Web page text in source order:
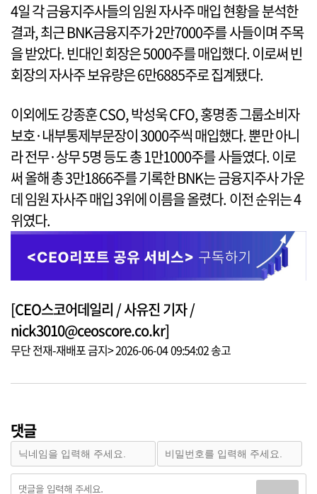
4일 각 금융지주사들의 임원 자사주 매입 현황을 분석한
결과, 최근 BNK금융지주가 2만7000주를 사들이며 주목
을 받았다. 빈대인 회장은 5000주를 매입했다. 이로써 빈
회장의 자사주 보유량은 6만6885주로 집계됐다.
이외에도 강종훈 CSO, 박성욱 CFO, 홍명종 그룹소비자
보호·내부통제부문장이 3000주씩 매입했다. 뿐만 아니
라 전무·상무 5명 등도 총 1만1000주를 사들였다. 이로
써 올해 총 3만1866주를 기록한 BNK는 금융지주사 가운
데 임원 자사주 매입 3위에 이름을 올렸다. 이전 순위는 4
위였다.
[CEO스코어데일리 / 사유진 기자 /
nick3010@ceoscore.co.kr]
무단 전재-재배포 금지> 2026-06-04 09:54:02 송고
댓글